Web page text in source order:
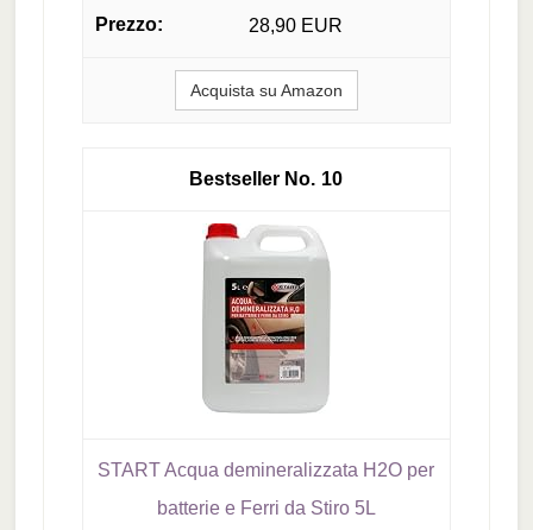
28,90 EUR
Acquista su Amazon
10
START Acqua demineralizzata H2O per
batterie e Ferri da Stiro 5L